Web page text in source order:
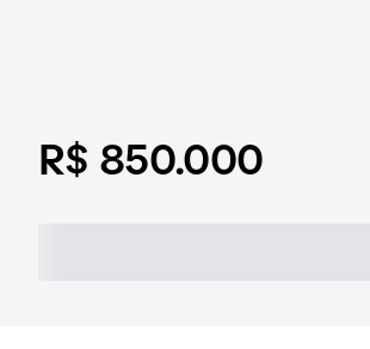
R$ 850.000